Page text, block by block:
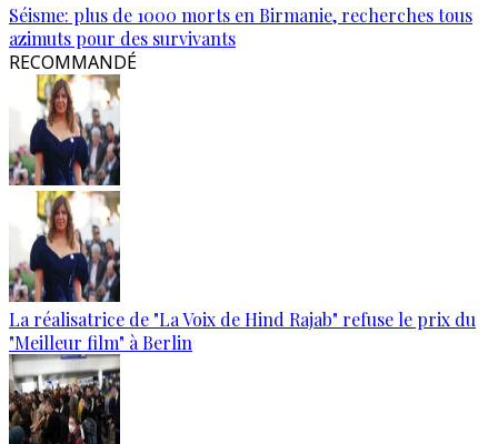
Séisme: plus de 1000 morts en Birmanie, recherches tous
azimuts pour des survivants
RECOMMANDÉ
La réalisatrice de "La Voix de Hind Rajab" refuse le prix du
"Meilleur film" à Berlin